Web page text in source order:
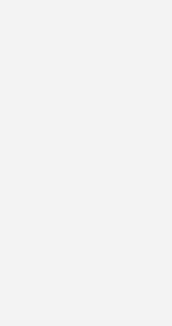
und
und
auflösen